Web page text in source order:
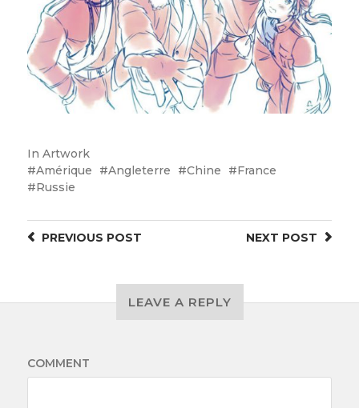
In Artwork
Amérique
Angleterre Chine
France
Russie
NEXT POST
PREVIOUS POST
LEAVE A REPLY
COMMENT